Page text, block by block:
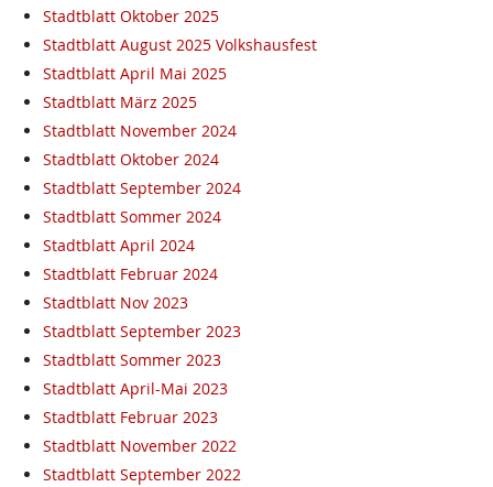
Stadtblatt Oktober 2025
Stadtblatt August 2025 Volkshausfest
Stadtblatt April Mai 2025
Stadtblatt März 2025
Stadtblatt November 2024
Stadtblatt Oktober 2024
Stadtblatt September 2024
Stadtblatt Sommer 2024
Stadtblatt April 2024
Stadtblatt Februar 2024
Stadtblatt Nov 2023
Stadtblatt September 2023
Stadtblatt Sommer 2023
Stadtblatt April-Mai 2023
Stadtblatt Februar 2023
Stadtblatt November 2022
Stadtblatt September 2022